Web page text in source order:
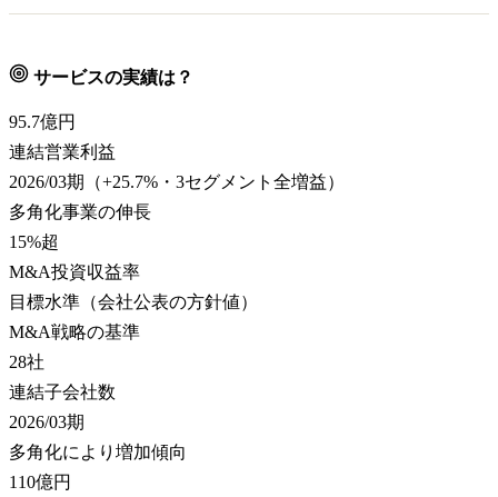
サービスの実績は？
95.7億円
連結営業利益
2026/03期（+25.7%・3セグメント全増益）
多角化事業の伸長
15%超
M&A投資収益率
目標水準（会社公表の方針値）
M&A戦略の基準
28社
連結子会社数
2026/03期
多角化により増加傾向
110億円